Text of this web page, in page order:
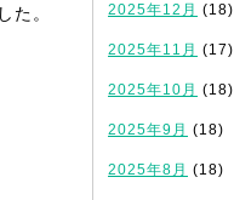
た。 2025年12月 (18)
2025年11月 (17)
2025年10月 (18)
2025年9月 (18)
2025年8月 (18)